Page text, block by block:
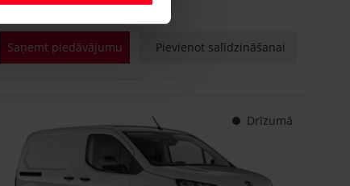
Saņemt piedāvājumu Pievienot salīdzināšanai
Drīzumā